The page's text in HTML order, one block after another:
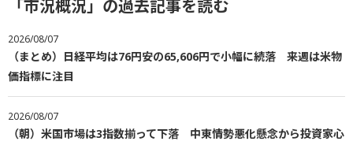
「市況概況」の過去記事を読む
2026/08/07
（まとめ）日経平均は76円安の65,606円で小幅に続落 来週は米物
価指標に注目
2026/08/07
（朝）米国市場は3指数揃って下落 中東情勢悪化懸念から投資家心